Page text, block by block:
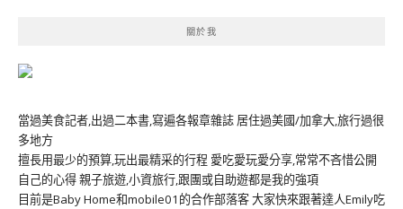
關於我
當過美食記者,出過二本書,寫遍各報章雜誌 居住過美國/加拿大,旅行過很
多地方
擅長用最少的預算,玩出最精采的行程 愛吃愛玩愛分享,常常不吝惜公開
自己的心得 親子旅遊,小資旅行,跟團或自助遊都是我的強項
目前是Baby Home和mobile01的合作部落客 大家快來跟著達人Emily吃